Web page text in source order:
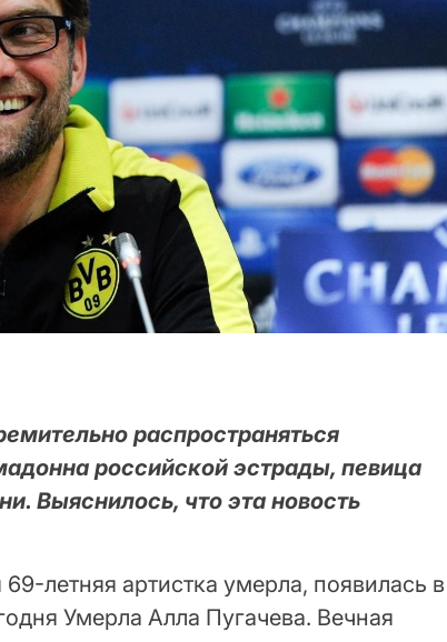
распространяться
российской эстрады, певица
Выяснилось, что эта новость
летняя артистка умерла, появилась в
Умерла Алла Пугачева. Вечная